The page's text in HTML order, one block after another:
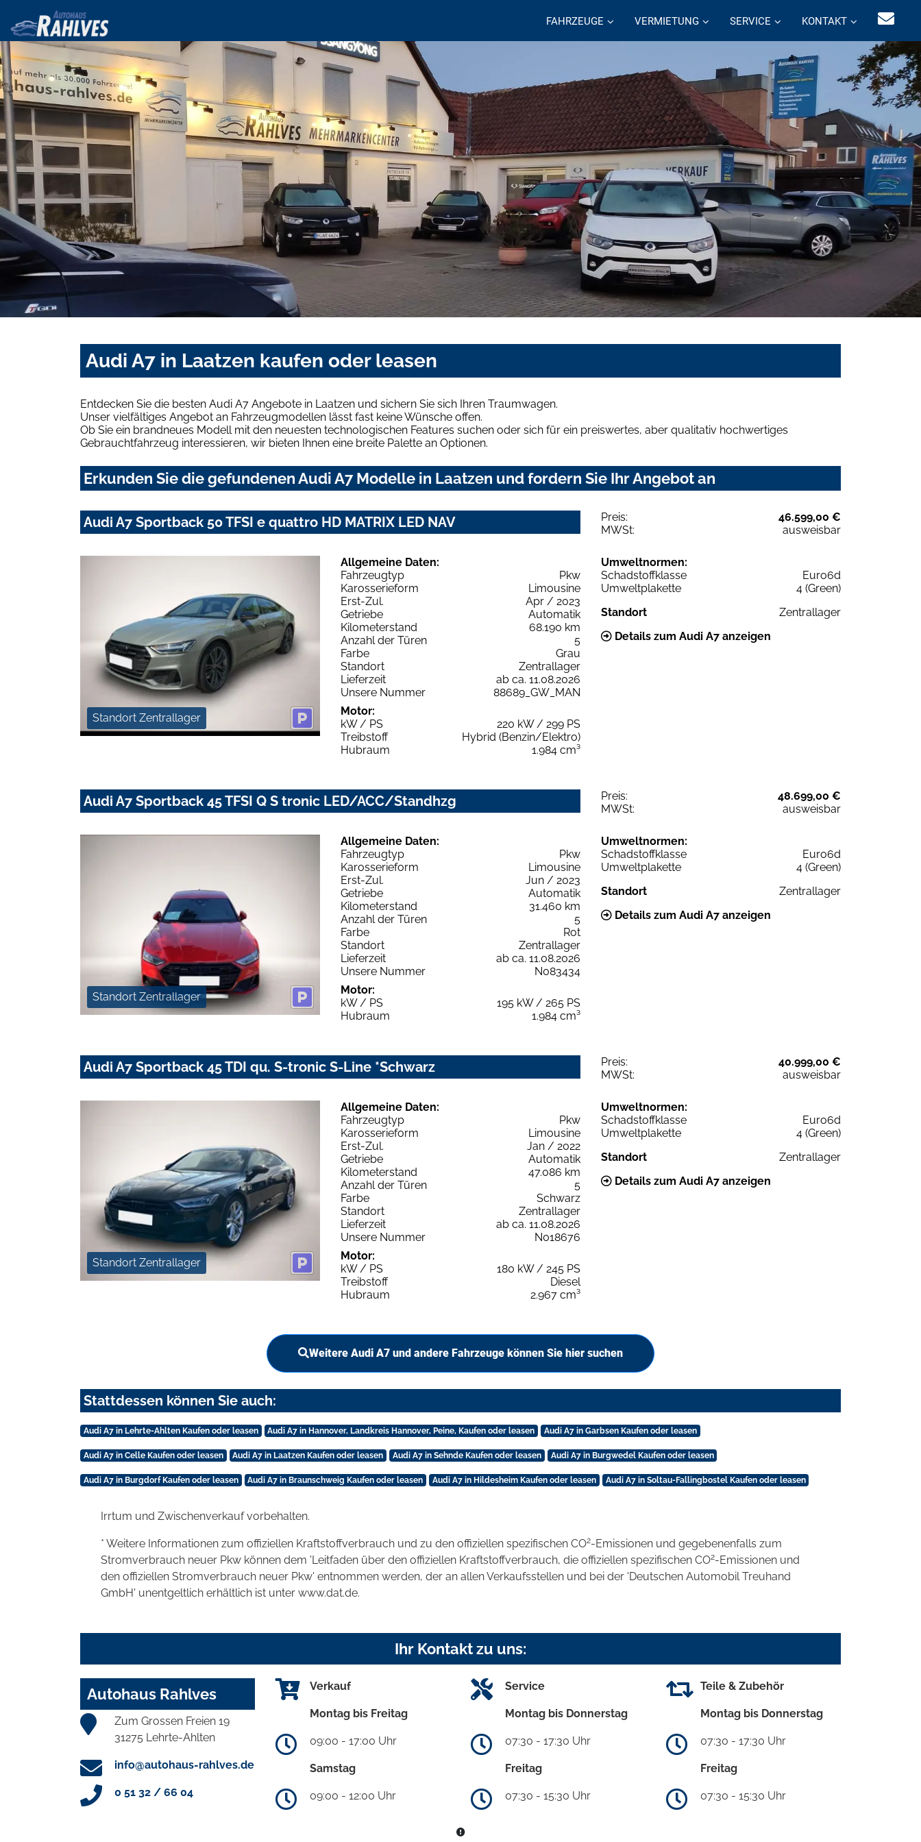
FAHRZEUGE VERMIETUNG SERVICE KONTAKT
Audi A7 in Laatzen kaufen oder leasen
Entdecken Sie die besten Audi A7 Angebote in Laatzen und sichern Sie sich Ihren Traumwagen.
Unser vielfältiges Angebot an Fahrzeugmodellen lässt fast keine Wünsche offen.
Ob Sie ein brandneues Modell mit den neuesten technologischen Features suchen oder sich für ein preiswertes, aber qualitativ hochwertiges
Gebrauchtfahrzeug interessieren, wir bieten Ihnen eine breite Palette an Optionen.
Erkunden Sie die gefundenen Audi A7 Modelle in Laatzen und fordern Sie Ihr Angebot an
Audi A7 Sportback 50 TFSI e quattro HD MATRIX LED NAV Preis:
46.599,00 €
MWSt:
ausweisbar
Standort Zentrallager
Allgemeine Daten:
Fahrzeugtyp
Pkw
Karosserieform
Limousine
Erst-Zul.
Apr / 2023
Getriebe
Automatik
Kilometerstand
68.190 km
Anzahl der Türen
5
Farbe
Grau
Standort
Zentrallager
Lieferzeit
ab ca. 11.08.2026
Unsere Nummer
88689_GW_MAN
Motor:
kW / PS
220 kW / 299 PS
Treibstoff
Hybrid (Benzin/Elektro)
Hubraum
1.984 cm³
Umweltnormen:
Schadstoffklasse
Euro6d
Umweltplakette
4 (Green)
Standort
Zentrallager
Details zum Audi A7 anzeigen
Audi A7 Sportback 45 TFSI Q S tronic LED/ACC/Standhzg Preis:
48.699,00 €
MWSt:
ausweisbar
Standort Zentrallager
Allgemeine Daten:
Fahrzeugtyp
Pkw
Karosserieform
Limousine
Erst-Zul.
Jun / 2023
Getriebe
Automatik
Kilometerstand
31.460 km
Anzahl der Türen
5
Farbe
Rot
Standort
Zentrallager
Lieferzeit
ab ca. 11.08.2026
Unsere Nummer
N083434
Motor:
kW / PS
195 kW / 265 PS
Hubraum
1.984 cm³
Umweltnormen:
Schadstoffklasse
Euro6d
Umweltplakette
4 (Green)
Standort
Zentrallager
Details zum Audi A7 anzeigen
Audi A7 Sportback 45 TDI qu. S-tronic S-Line *Schwarz Preis:
40.999,00 €
MWSt:
ausweisbar
Standort Zentrallager
Allgemeine Daten:
Fahrzeugtyp
Pkw
Karosserieform
Limousine
Erst-Zul.
Jan / 2022
Getriebe
Automatik
Kilometerstand
47.086 km
Anzahl der Türen
5
Farbe
Schwarz
Standort
Zentrallager
Lieferzeit
ab ca. 11.08.2026
Unsere Nummer
N018676
Motor:
kW / PS
180 kW / 245 PS
Treibstoff
Diesel
Hubraum
2.967 cm³
Umweltnormen:
Schadstoffklasse
Euro6d
Umweltplakette
4 (Green)
Standort
Zentrallager
Details zum Audi A7 anzeigen
Weitere Audi A7 und andere Fahrzeuge können Sie hier suchen
Stattdessen können Sie auch:
Audi A7 in Lehrte-Ahlten Kaufen oder leasen Audi A7 in Hannover, Landkreis Hannover, Peine, Kaufen oder leasen Audi A7 in Garbsen Kaufen oder leasen
Audi A7 in Celle Kaufen oder leasen Audi A7 in Laatzen Kaufen oder leasen Audi A7 in Sehnde Kaufen oder leasen Audi A7 in Burgwedel Kaufen oder leasen
Audi A7 in Burgdorf Kaufen oder leasen Audi A7 in Braunschweig Kaufen oder leasen Audi A7 in Hildesheim Kaufen oder leasen Audi A7 in Soltau-Fallingbostel Kaufen oder leasen
Irrtum und Zwischenverkauf vorbehalten.
* Weitere Informationen zum offiziellen Kraftstoffverbrauch und zu den offiziellen spezifischen CO2-Emissionen und gegebenenfalls zum
Stromverbrauch neuer Pkw können dem 'Leitfaden über den offiziellen Kraftstoffverbrauch, die offiziellen spezifischen CO2-Emissionen und
den offiziellen Stromverbrauch neuer Pkw' entnommen werden, der an allen Verkaufsstellen und bei der 'Deutschen Automobil Treuhand
GmbH' unentgeltlich erhältlich ist unter www.dat.de.
Ihr Kontakt zu uns:
Autohaus Rahlves
Zum Grossen Freien 19
31275 Lehrte-Ahlten
info@autohaus-rahlves.de
0 51 32 / 66 04
Verkauf
Montag bis Freitag
09:00 - 17:00 Uhr
Samstag
09:00 - 12:00 Uhr
Service
Montag bis Donnerstag
07:30 - 17:30 Uhr
Freitag
07:30 - 15:30 Uhr
Teile & Zubehör
Montag bis Donnerstag
07:30 - 17:30 Uhr
Freitag
07:30 - 15:30 Uhr